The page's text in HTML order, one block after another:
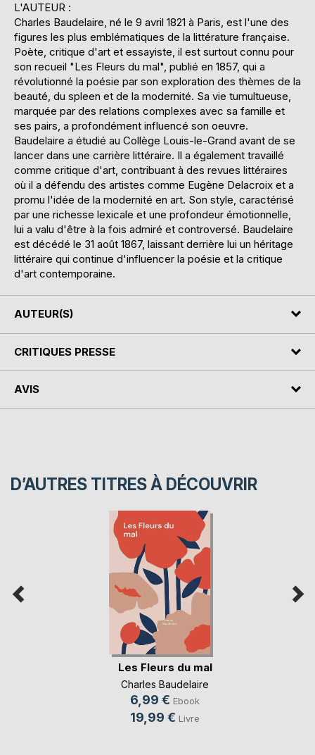
L'AUTEUR :
Charles Baudelaire, né le 9 avril 1821 à Paris, est l'une des
figures les plus emblématiques de la littérature française.
Poète, critique d'art et essayiste, il est surtout connu pour
son recueil "Les Fleurs du mal", publié en 1857, qui a
révolutionné la poésie par son exploration des thèmes de la
beauté, du spleen et de la modernité. Sa vie tumultueuse,
marquée par des relations complexes avec sa famille et
ses pairs, a profondément influencé son oeuvre.
Baudelaire a étudié au Collège Louis-le-Grand avant de se
lancer dans une carrière littéraire. Il a également travaillé
comme critique d'art, contribuant à des revues littéraires
où il a défendu des artistes comme Eugène Delacroix et a
promu l'idée de la modernité en art. Son style, caractérisé
par une richesse lexicale et une profondeur émotionnelle,
lui a valu d'être à la fois admiré et controversé. Baudelaire
est décédé le 31 août 1867, laissant derrière lui un héritage
littéraire qui continue d'influencer la poésie et la critique
d'art contemporaine.
AUTEUR(S)
CRITIQUES PRESSE
AVIS
D’AUTRES TITRES À DÉCOUVRIR
Les Fleurs du mal
Charles Baudelaire
6,99 € Ebook
19,99 € Livre